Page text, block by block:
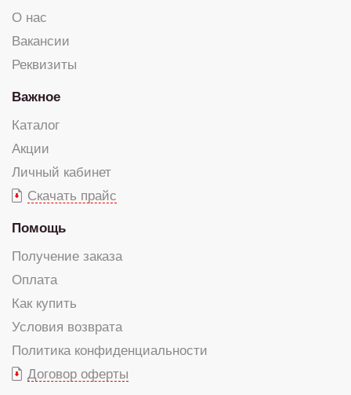
О нас
Вакансии
Реквизиты
Важное
Каталог
Акции
Личный кабинет
Скачать прайс
Помощь
Получение заказа
Оплата
Как купить
Условия возврата
Политика конфиденциальности
Договор оферты